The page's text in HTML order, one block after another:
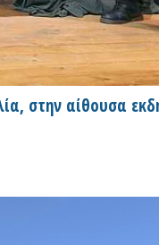
στην αίθουσα